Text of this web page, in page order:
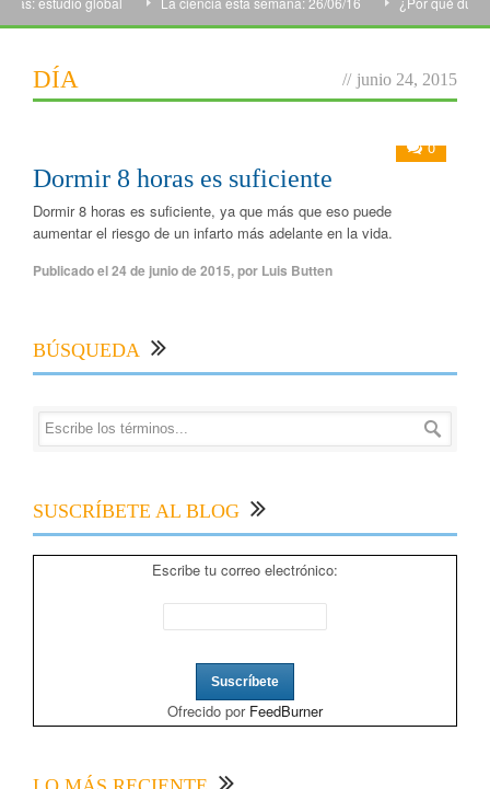
DÍA // junio 24, 2015
0
Dormir 8 horas es suficiente
Dormir 8 horas es suficiente, ya que más que eso puede
aumentar el riesgo de un infarto más adelante en la vida.
Publicado el24 de junio de 2015,por Luis Butten
BÚSQUEDA
SUSCRÍBETE AL BLOG
Escribe tu correo electrónico:
Ofrecido por FeedBurner